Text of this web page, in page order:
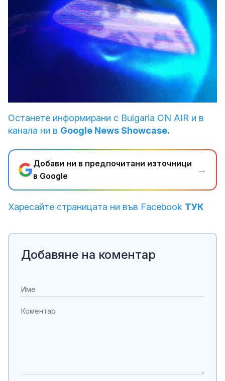
Останете информирани с Bulgaria ON AIR и в
канала ни в Google News Showcase.
Добави ни в предпочитани източници
в Google
→
Харесайте страницата ни във Facebook ТУК
Добавяне на коментар